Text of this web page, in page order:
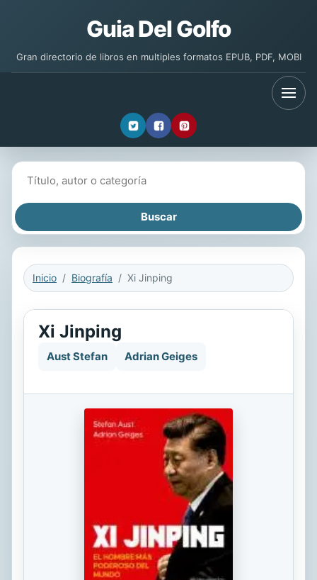
Guia Del Golfo
Gran directorio de libros en multiples formatos EPUB, PDF, MOBI
Inicio Biografía Xi Jinping
Xi Jinping
Aust Stefan Adrian Geiges